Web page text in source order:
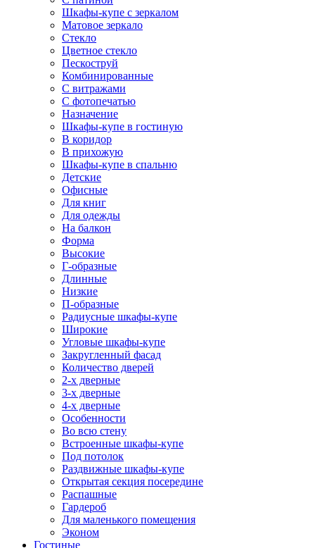
Шкафы-купе с зеркалом
Матовое зеркало
Стекло
Цветное стекло
Пескоструй
Комбинированные
С витражами
С фотопечатью
Назначение
Шкафы-купе в гостиную
В коридор
В прихожую
Шкафы-купе в спальню
Детские
Офисные
Для книг
Для одежды
На балкон
Форма
Высокие
Г-образные
Длинные
Низкие
П-образные
Радиусные шкафы-купе
Широкие
Угловые шкафы-купе
Закругленный фасад
Количество дверей
2-х дверные
3-х дверные
4-х дверные
Особенности
Во всю стену
Встроенные шкафы-купе
Под потолок
Раздвижные шкафы-купе
Открытая секция посередине
Распашные
Гардероб
Для маленького помещения
Эконом
Гостиные